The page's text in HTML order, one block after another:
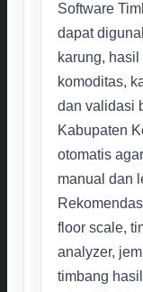
Software
dapat
karung,
komoditas,
dan validasi
Kabupaten
otomatis
manual dan
floor scale,
analyzer,
timbang